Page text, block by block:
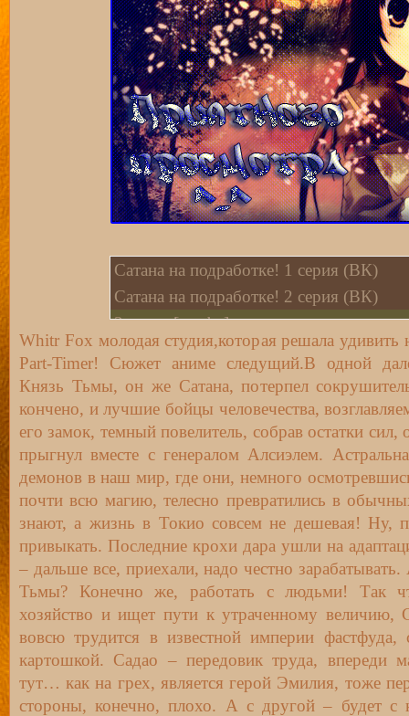
Сатана на подработке! 1 серия (ВК)
Сатана на подработке! 2 серия (ВК)
3 cерия [rutube]
4 cерия [rutube]
5 cерия [rutube]
6 cерия [rutube]
7 cерия [rutube]
8 cерия [rutube]
9 cерия [rutube]
10 cерия [rutube]
11 cерия [rutube]
12 cерия [rutube]
13 cерия [rutube]
Whitr Fox молодая студия,которая решала
Part-Timer! Сюжет аниме следущий.В одной
Князь Тьмы, он же Сатана, потерпел
кончено, и лучшие бойцы человечества,
его замок, темный повелитель, собрав остатки
прыгнул вместе с генералом Алсиэлем.
демонов в наш мир, где они, немного
почти всю магию, телесно превратились в
знают, а жизнь в Токио совсем не дешевая! Ну,
привыкать. Последние крохи дара ушли на
– дальше все, приехали, надо честно
Тьмы? Конечно же, работать с людьми! Так
хозяйство и ищет пути к утраченному
вовсю трудится в известной империи
картошкой. Садао – передовик труда, впереди
тут… как на грех, является герой Эмилия, тоже
стороны, конечно, плохо. А с другой – будет